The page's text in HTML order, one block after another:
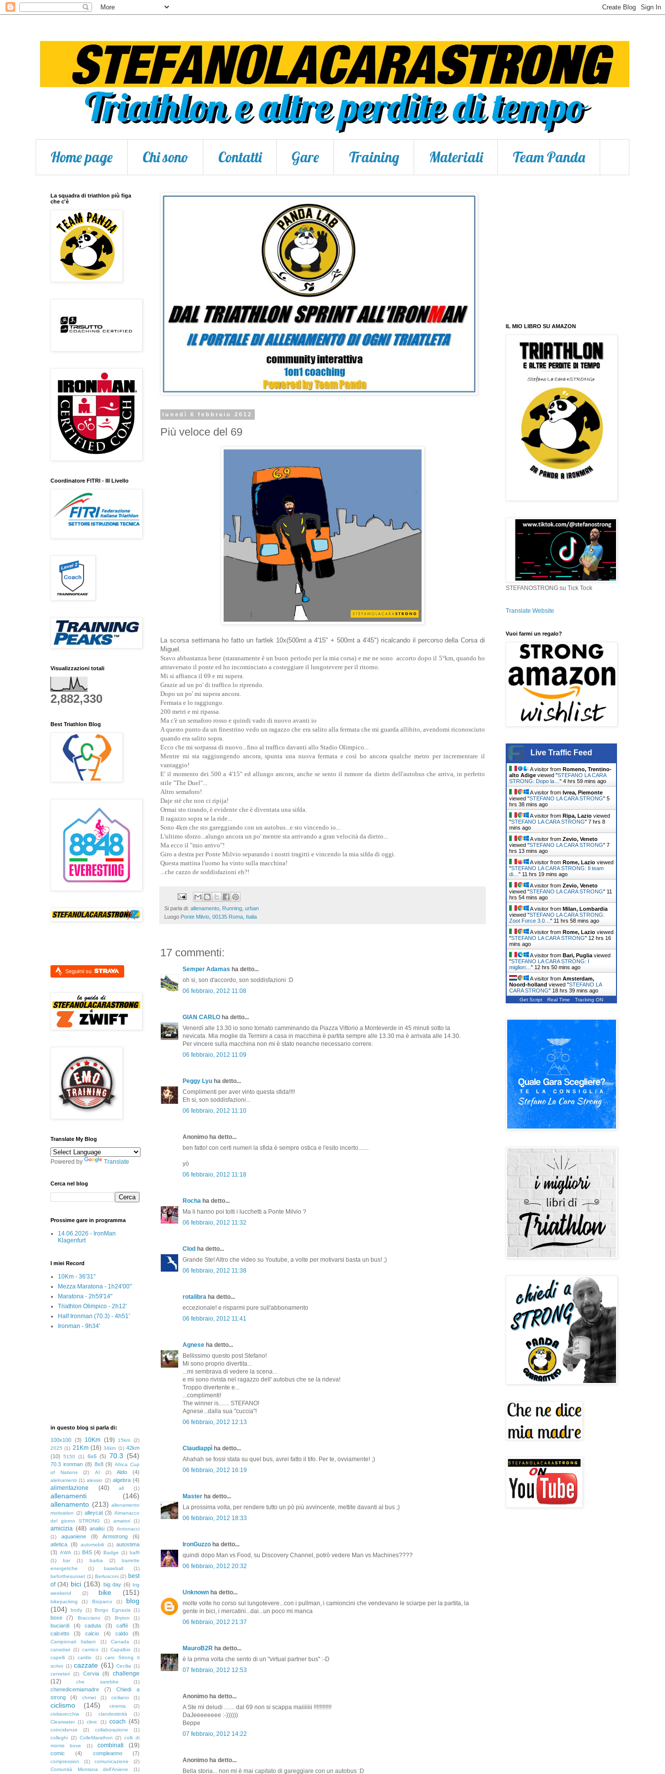
Home page Chi sono Contatti Gare Training Materiali Team Panda
lunedì 6 febbraio 2012
Più veloce del 69
La scorsa settimana ho fatto un fartlek 10x(500mt a 4'15" + 500mt a 4'45") ricalcando il percorso della Corsa di
Miguel.
Stavo abbastanza bene (staranamente è un buon periodo per la mia corsa) e me ne sono accorto dopo il 5°km, quando ho
attraversato il ponte ed ho incominciato a costeggiare il lungotevere per il ritorno.
Mi si affianca il 69 e mi supera.
Grazie ad un po' di traffico lo riprendo.
Dopo un po' mi supera ancora.
Fermata e lo raggiungo.
200 metri e mi ripassa.
Ma c'è un semaforo rosso e quindi vado di nuovo avanti io
A questo punto da un finestrino vedo un ragazzo che era salito alla fermata che mi guarda allibito, avendomi riconosciuto
quando era salito sopra.
Ecco che mi sorpassa di nuovo...fino al traffico davanti allo Stadio Olimpico...
Mentre mi sta raggiungendo ancora, spunta una nuova fermata e così ho ancora qualche metro per incrementare il
vantaggio!
E' il momento dei 500 a 4'15" ed allungo ancora, anche se sento il rumore da dietro dell'autobus che arriva, in perfetto
stile "The Duel"...
Altro semaforo!
Daje stè che non ci ripija!
Ormai sto tirando, è evidente che è diventata una sifda.
Il ragazzo sopra se la ride...
Sono 4km che sto gareggiando con un autobus...e sto vincendo io...
L'ultimo sforzo...alungo ancora un po' mentre sta arrivando a gran velocità da dietro...
Ma ecco il "mio arrivo"!
Giro a destra per Ponte Milvio separando i nostri tragitti e vincendo la mia sifda di oggi.
Questa mattina l'uomo ha vinto sulla macchina!
...che cazzo de soddisfazioni eh?!
Si parla di: allenamento Running urban
Luogo Ponte Milvio, 00135 Roma, Italia
17 commenti:
Semper Adamas ha detto...
oh si, son d'accordo, son soddisfazioni :D
06 febbraio, 2012 11:08
GIAN CARLO ha detto...
Venerdì alle 13.30 io sono tornato camminando da Piazza Vittorio a Monteverde in 45 minuti sotto la
nevicata. Mia moglie da Termini a casa in macchina è partita sempre alle 13.30 ma è arrivata alle 14.30.
Per vincere sulla macchina non mi è stato neanche necessario correre.
06 febbraio, 2012 11:09
Peggy Lyu ha detto...
Complimenti per aver vinto questa sfida!!!!
Eh si, son soddisfazioni...
06 febbraio, 2012 11:10
Anonimo ha detto...
ben fatto! con certi numeri la sfida è sempre ostica e l'esito incerto.......
yò
06 febbraio, 2012 11:18
Rocha ha detto...
Ma li hanno poi tolti i lucchetti a Ponte Milvio ?
06 febbraio, 2012 11:32
Clod ha detto...
Grande Ste! Altro che video su Youtube, a volte per motivarsi basta un bus! ;)
06 febbraio, 2012 11:38
rotalibra ha detto...
eccezionale! e risparmi pure sull'abbonamento
06 febbraio, 2012 11:41
Agnese ha detto...
Bellissimo questo post Stefano!
Mi sono proprio divertita...
...mi sembrava di vedere la scena...
e mi sono rivista nel ragazzo dell' autobus che se la rideva!
Troppo divertente e...
...complimenti!
The winner is....... STEFANO!
Agnese...dalla sua "cuccia"!
06 febbraio, 2012 12:13
Claudiappì ha detto...
Ahahah se fossi stata su quel bus, avrei fatto il tifo. Per te, ovviamente! ;)
06 febbraio, 2012 16:19
Master ha detto...
La prossima volta, per rendere tutto un pò più avvincente, mettite davanti al bus ;)
06 febbraio, 2012 18:33
IronGuzzo ha detto...
quindi dopo Man vs Food, su Discovery Channel, potrò vedere Man vs Machines????
06 febbraio, 2012 20:32
Unknown ha detto...
molte volte ho corso sul lungotevere...con i pullman, i camioncini che vendevano le sciarpe per la partita, la
gente in bici, i mercatini...dai...un poco mi manca
06 febbraio, 2012 21:37
MauroB2R ha detto...
è la prima volta che sento di un "virtual partner bus" :-D
07 febbraio, 2012 12:53
Anonimo ha detto...
A Ste mi deludi ....... dal 69 non si scappa maiiiiiii !!!!!!!!!!!!
DaJeeeeeeee :-))))))
Beppe
07 febbraio, 2012 14:22
Anonimo ha detto...
Bella storia... non mi è mai capitato di gareggiare con un autobus :D
La squadra di triathlon più figa
che c'è
Coordinatore FITRI - III Livello
Visualizzazioni totali
2,882,330
Best Triathlon Blog
Seguimi su
Translate My Blog
Powered by Translate
Cerca nel blog
Prossime gare in programma
14.06.2026 - IronMan
Klagenfurt
I miei Record
10Km - 36'31"
Mezza Maratona - 1h24'00"
Maratona - 2h59'14"
Triathlon Olimpico - 2h12'
Half Ironman (70.3) - 4h51'
Ironman - 9h34'
in questo blog si parla di:
100x100 (3) 10Km (19) 15km
(2)
2025 (1) 21Km (16) 34km (1) 42km
(10)
5150 (1) 6x6 (5) 70.3 (54)
70.3 ironman (8) 8x8 (9) Africa Cup
of Nations
(2) AI (2) Aldo (4)
alelnamenti (1) alessio (2) algebra (4)
alimentazione (40) all (1)
allenamenti
(146)
allenamento (213) allenamento
motivation (2) alleycat (3) Almanacco
del giorno STRONG
(1) amatori (1)
amicizia (48) analisi (3)
Antonacci
(1)
aquaniene (8) Armstrong
(6)
atletica (8) automobili (1) autostima
(3) AWA (1) B4S (4) Badge (1) baffi
(1)
bar (1) barba (2)
barrette
energetiche
(1) baseball
(1)
beforthesunset (1) Berlusconi (2) best
of (34) bici (163) big day (6) big
weekend
(2) bike (151)
bikepacking (1) Bioparco (1)
blog
(104)
body (1) Borgo Egnazia (1)
boxe (7) Bracciano (2) Bryton (1)
buciardi (4) caduta (3) caffè
(3)
calcetto
(3) calcio (4) caldo (8)
Campionati Italiani (1) Canada
(1)
canadair (1) cantico (1) Capalbio
(1)
capelli
(1) cardio (1)
caro Strong ti
scrivo (1) cazzate (61) Cecilia (1)
cerveteri
(2) Cervia (8)
challenge
(12)
che sarebbe (1)
chenedicemiamadre (7)
Chiedi a
strong
(4) chmet (1) ciciliano (1)
ciclismo (145) cinema
(2)
civitavecchia
(1) clandestinità
(1)
Clearwater (1) clinic (1) coach (45)
coincidenze (2) collaborazione
(1)
colleghi (2) ColleMarathon (2) colli di
monte bove
(1) combinati (19)
comic (4) compleanno (7)
compression (1) comunicazione
(2)
Comunità Montana dell'Aniene
(1)
IL MIO LIBRO SU AMAZON
STEFANOSTRONG su Tick Tock
Translate Website
Vuoi farmi un regalo?
Live Traffic Feed
A visitor from Romeno, Trentino-
alto Adige viewed "STEFANO LA CARA
STRONG: Dopo la… " 4 hrs 59 mins ago
A visitor from Ivrea, Piemonte
viewed "STEFANO LA CARA STRONG" 5
hrs 38 mins ago
A visitor from Ripa, Lazio viewed
"STEFANO LA CARA STRONG" 7 hrs 8
mins ago
A visitor from Zevio, Veneto
viewed "STEFANO LA CARA STRONG" 7
hrs 13 mins ago
A visitor from Rome, Lazio viewed
"STEFANO LA CARA STRONG: Il team
di… " 11 hrs 19 mins ago
A visitor from Zevio, Veneto
viewed "STEFANO LA CARA STRONG" 11
hrs 54 mins ago
A visitor from Milan, Lombardia
viewed "STEFANO LA CARA STRONG:
Zoot Force 3.0… " 11 hrs 58 mins ago
A visitor from Rome, Lazio viewed
"STEFANO LA CARA STRONG" 12 hrs 16
mins ago
A visitor from Bari, Puglia viewed
"STEFANO LA CARA STRONG: I
migliori… " 12 hrs 50 mins ago
A visitor from Amsterdam,
Noord-holland viewed "STEFANO LA
CARA STRONG" 18 hrs 39 mins ago
Get Script Real Time Tracking ON